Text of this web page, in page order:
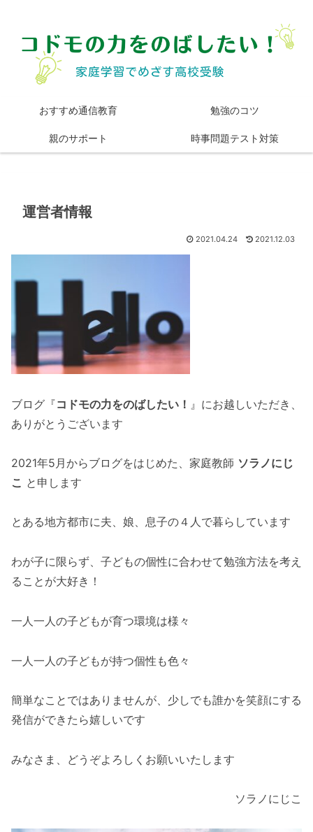
おすすめ通信教育 勉強のコツ
親のサポート 時事問題テスト対策
運営者情報
2021.04.24 2021.12.03
ブログ『コドモの力をのばしたい！ 』にお越しいただき、
ありがとうございます
2021年5月からブログをはじめた、家庭教師 ソラノにじ
こ と申します
とある地方都市に夫、娘、息子の４人で暮らしています
わが子に限らず、子どもの個性に合わせて勉強方法を考え
ることが大好き！
一人一人の子どもが育つ環境は様々
一人一人の子どもが持つ個性も色々
簡単なことではありませんが、少しでも誰かを笑顔にする
発信ができたら嬉しいです
みなさま、どうぞよろしくお願いいたします
ソラノにじこ